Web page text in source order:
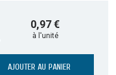
0,97 €
à l'unité
AJOUTER AU PANIER